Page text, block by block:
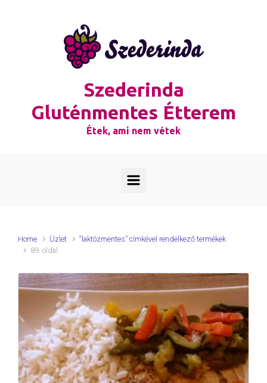
Szederinda
Gluténmentes Étterem
Étek, ami nem vétek
Home Üzlet
“laktózmentes” címkével rendelkező termékek
89. oldal